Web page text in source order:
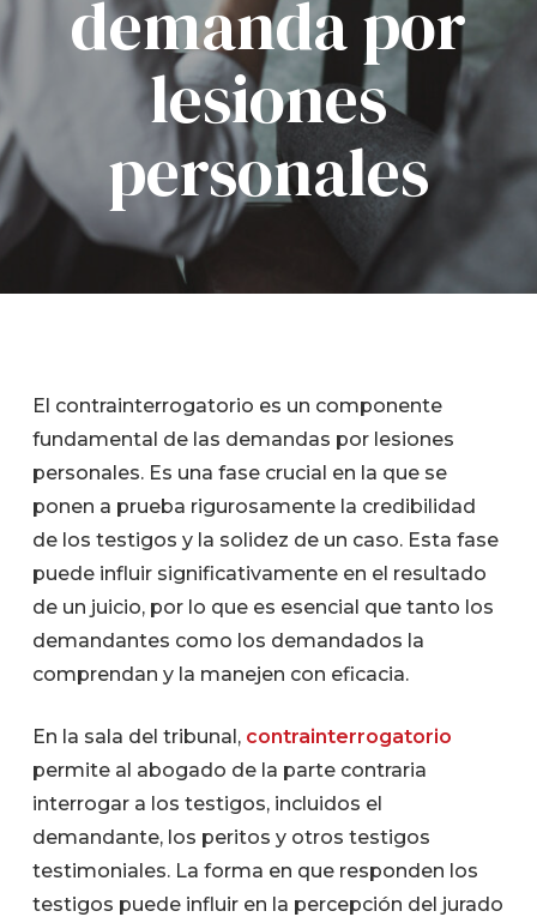
demanda por
lesiones
personales
El contrainterrogatorio es un componente
fundamental de las demandas por lesiones
personales. Es una fase crucial en la que se
ponen a prueba rigurosamente la credibilidad
de los testigos y la solidez de un caso. Esta fase
puede influir significativamente en el resultado
de un juicio, por lo que es esencial que tanto los
demandantes como los demandados la
comprendan y la manejen con eficacia.
En la sala del tribunal, contrainterrogatorio
permite al abogado de la parte contraria
interrogar a los testigos, incluidos el
demandante, los peritos y otros testigos
testimoniales. La forma en que responden los
testigos puede influir en la percepción del jurado